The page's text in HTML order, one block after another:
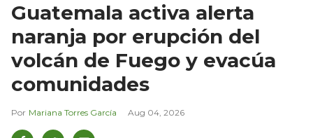
Guatemala activa alerta
naranja por erupción del
volcán de Fuego y evacúa
comunidades
Mariana Torres García Aug 04, 2026